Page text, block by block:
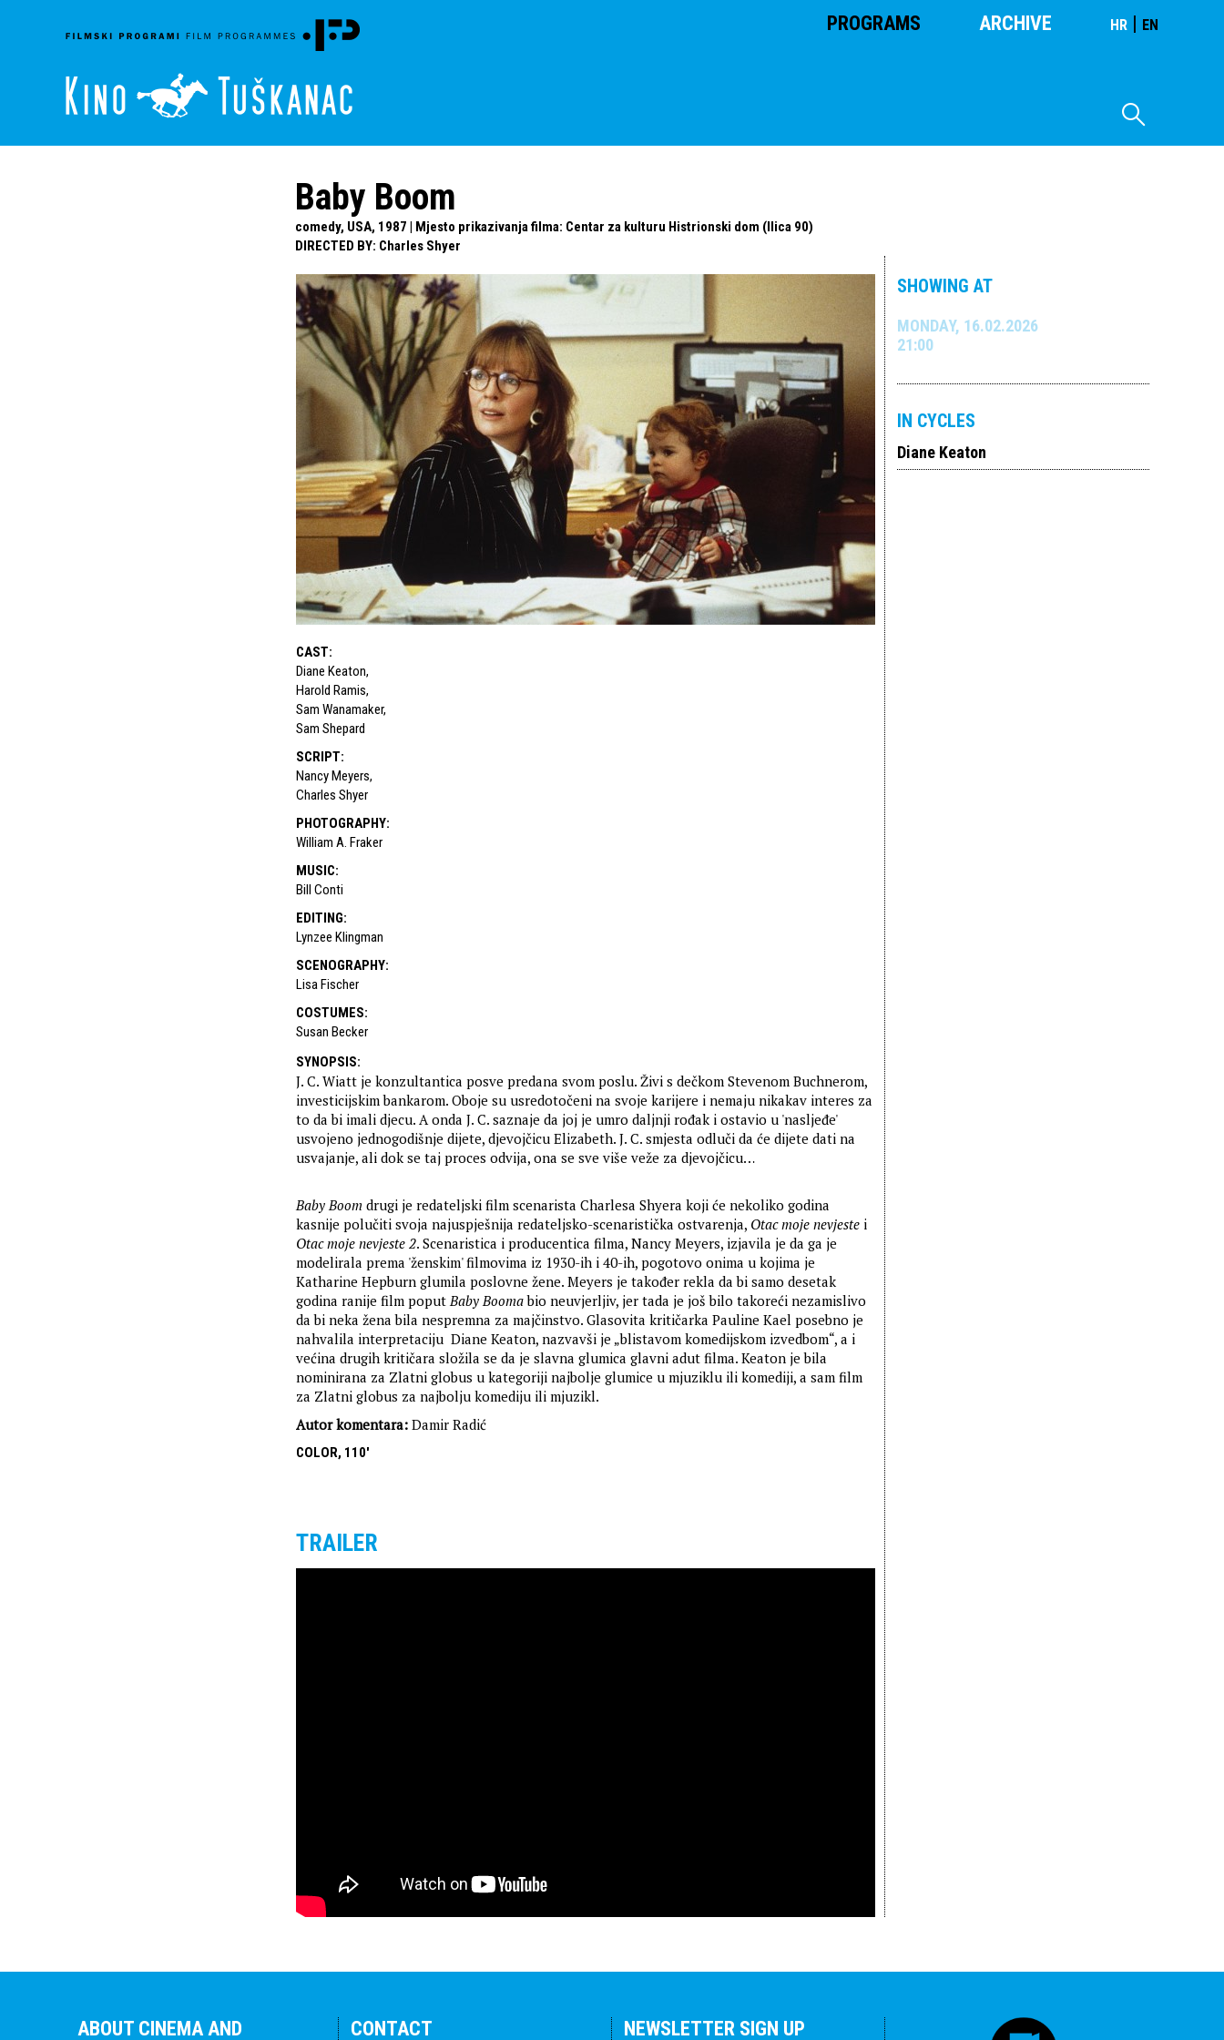
PROGRAMS ARCHIVE HR | EN
Baby Boom
comedy, USA, 1987 | Mjesto prikazivanja filma: Centar za kulturu Histrionski dom (Ilica 90)
DIRECTED BY: Charles Shyer
CAST:
Diane Keaton,
Harold Ramis,
Sam Wanamaker,
Sam Shepard
SCRIPT:
Nancy Meyers,
Charles Shyer
PHOTOGRAPHY:
William A. Fraker
MUSIC:
Bill Conti
EDITING:
Lynzee Klingman
SCENOGRAPHY:
Lisa Fischer
COSTUMES:
Susan Becker
SYNOPSIS:
J. C. Wiatt je konzultantica posve predana svom poslu. Živi s dečkom Stevenom Buchnerom,
investicijskim bankarom. Oboje su usredotočeni na svoje karijere i nemaju nikakav interes za
to da bi imali djecu. A onda J. C. saznaje da joj je umro daljnji rođak i ostavio u 'nasljeđe'
usvojeno jednogodišnje dijete, djevojčicu Elizabeth. J. C. smjesta odluči da će dijete dati na
usvajanje, ali dok se taj proces odvija, ona se sve više veže za djevojčicu…
Baby Boom drugi je redateljski film scenarista Charlesa Shyera koji će nekoliko godina
kasnije polučiti svoja najuspješnija redateljsko-scenaristička ostvarenja, Otac moje nevjeste i
Otac moje nevjeste 2. Scenaristica i producentica filma, Nancy Meyers, izjavila je da ga je
modelirala prema 'ženskim' filmovima iz 1930-ih i 40-ih, pogotovo onima u kojima je
Katharine Hepburn glumila poslovne žene. Meyers je također rekla da bi samo desetak
godina ranije film poputBaby Boomabio neuvjerljiv, jer tada je još bilo takoreći nezamislivo
da bi neka žena bila nespremna za majčinstvo. Glasovita kritičarka Pauline Kael posebno je
nahvalila interpretaciju Diane Keaton, nazvavši je „blistavom komedijskom izvedbom“, a i
većina drugih kritičara složila se da je slavna glumica glavni adut filma. Keaton je bila
nominirana za Zlatni globus u kategoriji najbolje glumice u mjuziklu ili komediji, a sam film
za Zlatni globus za najbolju komediju ili mjuzikl.
Autor komentara: Damir Radić
COLOR, 110'
TRAILER
SHOWING AT
MONDAY, 16.02.2026
21:00
IN CYCLES
Diane Keaton
ABOUT CINEMA AND
CONTACT NEWSLETTER SIGN UP